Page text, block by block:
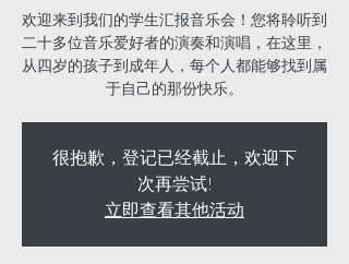
欢迎来到我们的学生汇报音乐会！您将聆听到
二十多位音乐爱好者的演奏和演唱，在这里，
从四岁的孩子到成年人，每个人都能够找到属
于自己的那份快乐。
很抱歉，登记已经截止，欢迎下
次再尝试!
立即查看其他活动